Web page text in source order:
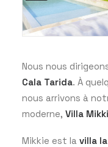
Nous nous
Cala Tarida. À
nous arrivons à
moderne, Villa
Mikkie est la villa